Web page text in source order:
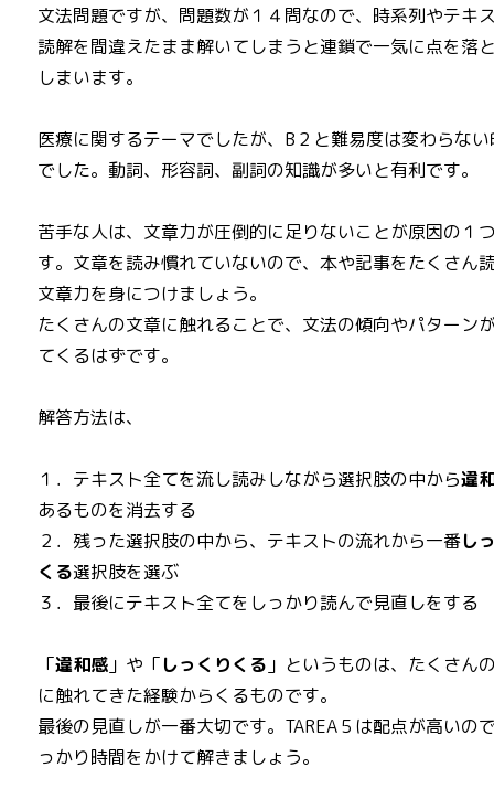
文法問題ですが、問題数が１４問なので、時系列やテキ
読解を間違えたまま解いてしまうと連鎖で一気に点を落
しまいます。
医療に関するテーマでしたが、B２と難易度は変わらな
でした。動詞、形容詞、副詞の知識が多いと有利です。
苦手な人は、文章力が圧倒的に足りないことが原因の１
す。文章を読み慣れていないので、本や記事をたくさん
文章力を身につけましょう。
たくさんの文章に触れることで、文法の傾向やパターン
てくるはずです。
解答方法は、
１．テキスト全てを流し読みしながら選択肢の中から違
あるものを消去する
２．残った選択肢の中から、テキストの流れから一番し
くる選択肢を選ぶ
３．最後にテキスト全てをしっかり読んで見直しをする
「違和感 」や「しっくりくる 」というものは、たくさん
に触れてきた経験からくるものです。
最後の見直しが一番大切です。TAREA５は配点が高いの
っかり時間をかけて解きましょう。